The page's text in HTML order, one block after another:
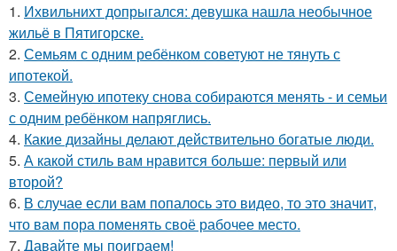
1. Ихвильнихт допрыгался: девушка нашла необычное
жильё в Пятигорске.
2. Семьям с одним ребёнком советуют не тянуть с
ипотекой.
3. Семейную ипотеку снова собираются менять - и семьи
с одним ребёнком напряглись.
4. Какие дизайны делают действительно богатые люди.
5. А какой стиль вам нравится больше: первый или
второй?
6. В случае если вам попалось это видео, то это значит,
что вам пора поменять своё рабочее место.
7. Давайте мы поиграем!